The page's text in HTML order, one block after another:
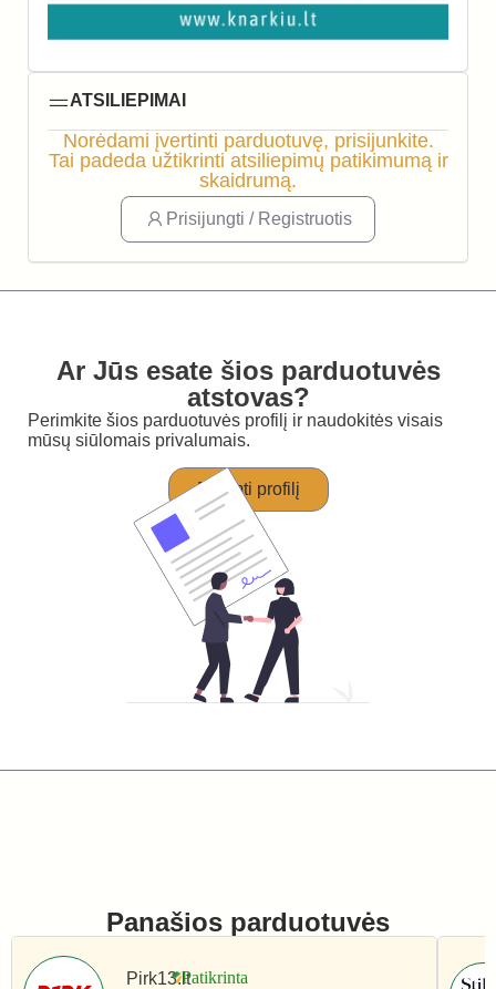
ATSILIEPIMAI
Norėdami įvertinti parduotuvę, prisijunkite.
Tai padeda užtikrinti atsiliepimų patikimumą ir
skaidrumą.
Prisijungti / Registruotis
Ar Jūs esate šios parduotuvės
atstovas?
Perimkite šios parduotuvės profilį ir naudokitės visais
mūsų siūlomais privalumais.
Perimti profilį
Panašios parduotuvės
Pirk13.lt